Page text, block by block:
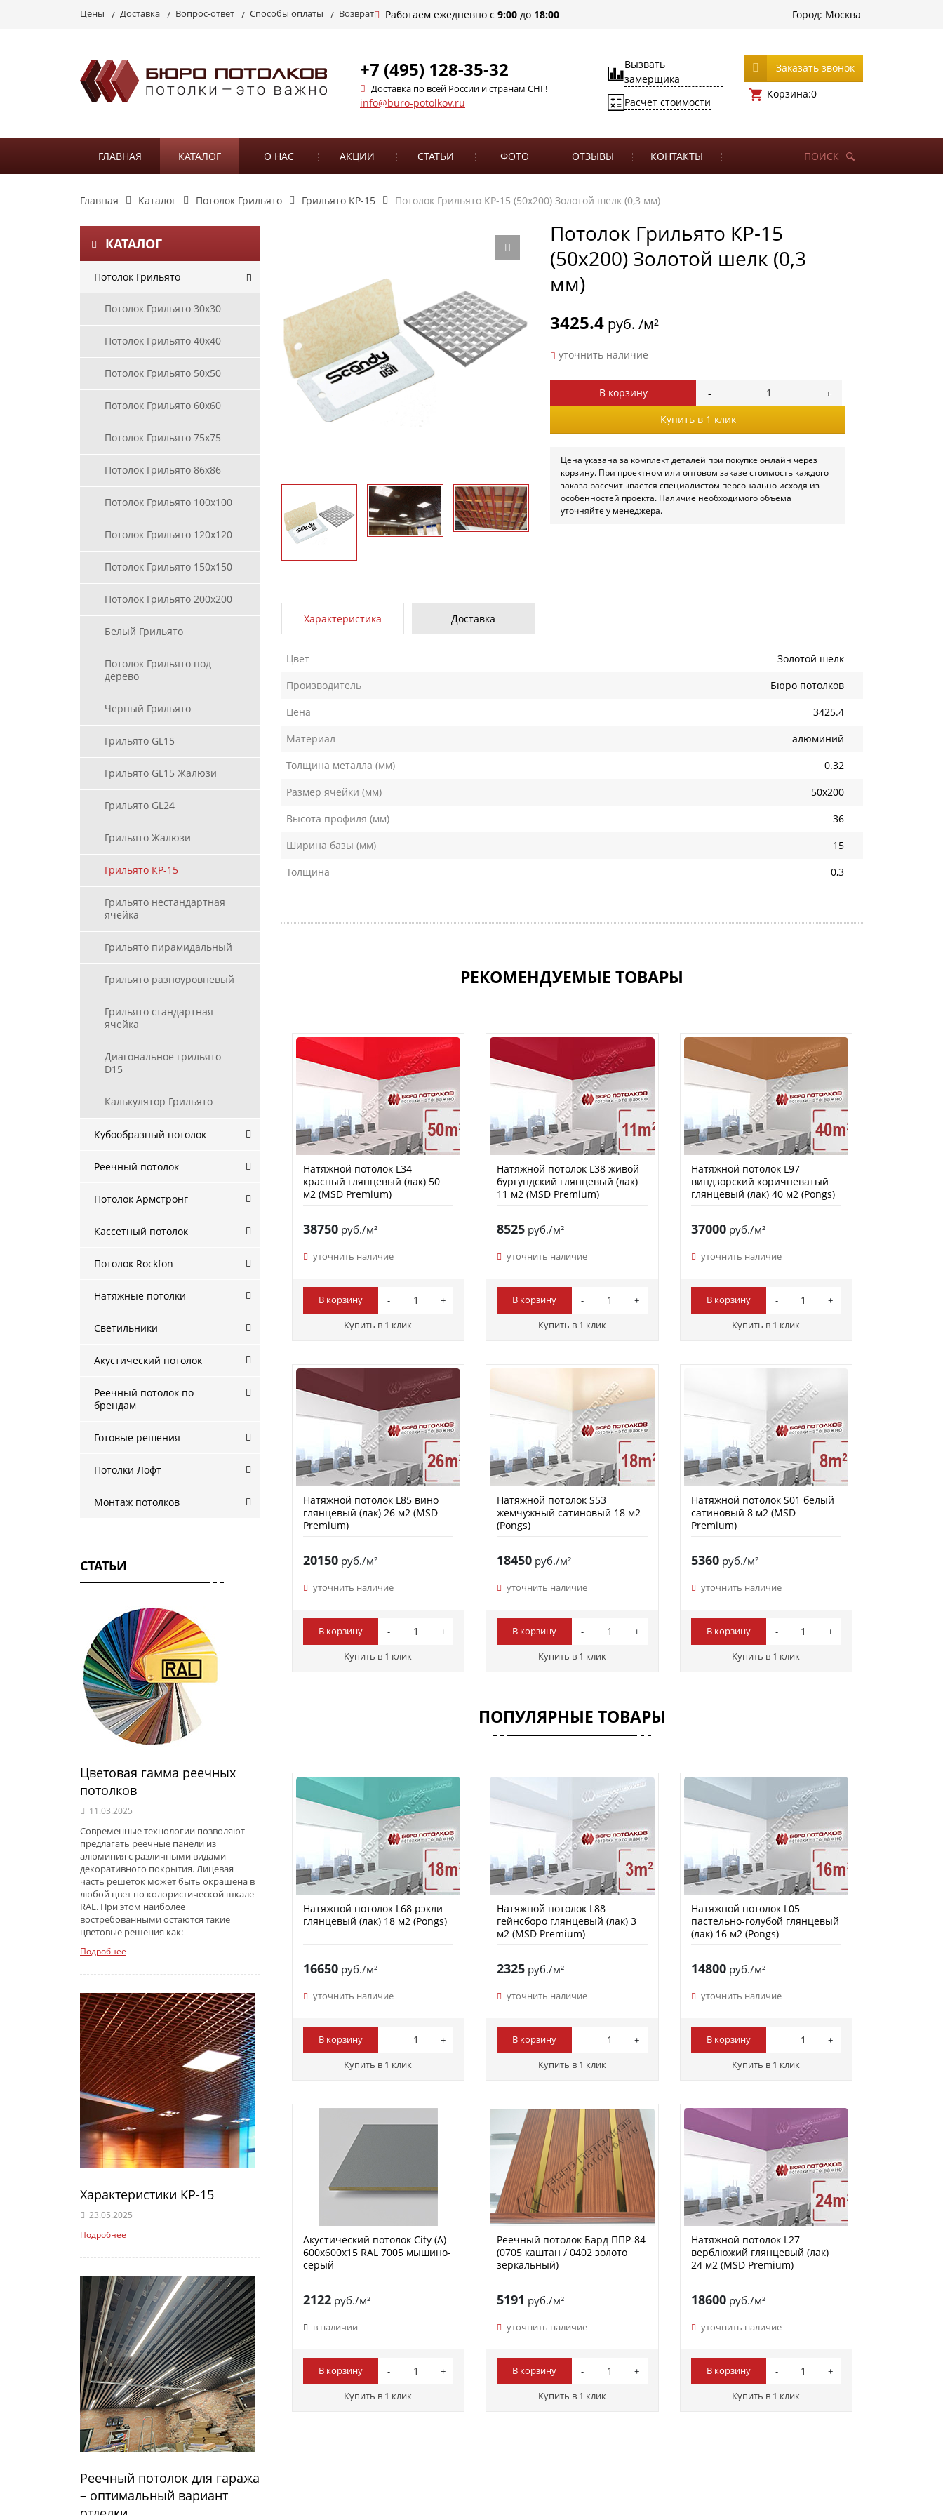
Работаем ежедневно с 9:00 до 18:00 Город: Москва
Цены Доставка Вопрос-ответ Способы оплаты Возврат
+7 (495) 128-35-32
Доставка по всей России и странам СНГ!
info@buro-potolkov.ru
Вызвать
замерщика
Расчет стоимости
Заказать звонок
Корзина:0
ГЛАВНАЯ КАТАЛОГ О НАС АКЦИИ СТАТЬИ ФОТО ОТЗЫВЫ КОНТАКТЫ ПОИСК
Главная Каталог Потолок Грильято Грильято КР-15 Потолок Грильято КР-15 (50х200) Золотой шелк (0,3 мм)
КАТАЛОГ
Потолок Грильято
Потолок Грильято 30х30
Потолок Грильято 40х40
Потолок Грильято 50х50
Потолок Грильято 60х60
Потолок Грильято 75х75
Потолок Грильято 86х86
Потолок Грильято 100х100
Потолок Грильято 120х120
Потолок Грильято 150х150
Потолок Грильято 200х200
Белый Грильято
Потолок Грильято под
дерево
Черный Грильято
Грильято GL15
Грильято GL15 Жалюзи
Грильято GL24
Грильято Жалюзи
Грильято КР-15
Грильято нестандартная
ячейка
Грильято пирамидальный
Грильято разноуровневый
Грильято стандартная
ячейка
Диагональное грильято
D15
Калькулятор Грильято
Кубообразный потолок
Реечный потолок
Потолок Армстронг
Кассетный потолок
Потолок Rockfon
Натяжные потолки
Светильники
Акустический потолок
Реечный потолок по
брендам
Готовые решения
Потолки Лофт
Монтаж потолков
СТАТЬИ
Цветовая гамма реечных
потолков
11.03.2025
Современные технологии позволяют
предлагать реечные панели из
алюминия с различными видами
декоративного покрытия. Лицевая
часть решеток может быть окрашена в
любой цвет по колористической шкале
RAL. При этом наиболее
востребованными остаются такие
цветовые решения как:
Подробнее
Характеристики КР-15
23.05.2025
Подробнее
Реечный потолок для гаража
– оптимальный вариант
Потолок Грильято КР-15
(50х200) Золотой шелк (0,3
мм)
3425.4 руб. /м²
уточнить наличие
В корзину
Купить в 1 клик
Цена указана за комплект деталей при покупке онлайн через
корзину. При проектном или оптовом заказе стоимость каждого
заказа рассчитывается специалистом персонально исходя из
особенностей проекта. Наличие необходимого объема
уточняйте у менеджера.
Характеристика Доставка
Цвет
Золотой шелк
Производитель
Бюро потолков
Цена
3425.4
Материал
алюминий
Толщина металла (мм)
0.32
Размер ячейки (мм)
50х200
Высота профиля (мм)
36
Ширина базы (мм)
15
Толщина
0,3
РЕКОМЕНДУЕМЫЕ ТОВАРЫ
Натяжной потолок L34
красный глянцевый (лак) 50
м2 (MSD Premium)
38750руб./м²
уточнить наличие
В корзину
Купить в 1 клик
Натяжной потолок L38 живой
бургундский глянцевый (лак)
11 м2 (MSD Premium)
8525 руб./м²
уточнить наличие
В корзину
Купить в 1 клик
Натяжной потолок L97
виндзорский коричневатый
глянцевый (лак) 40 м2 (Pongs)
37000руб./м²
уточнить наличие
В корзину
Купить в 1 клик
Натяжной потолок L85 вино
глянцевый (лак) 26 м2 (MSD
Premium)
20150руб./м²
уточнить наличие
В корзину
Купить в 1 клик
Натяжной потолок S53
жемчужный сатиновый 18 м2
(Pongs)
18450 руб./м²
уточнить наличие
В корзину
Купить в 1 клик
Натяжной потолок S01 белый
сатиновый 8 м2 (MSD
Premium)
5360руб./м²
уточнить наличие
В корзину
Купить в 1 клик
ПОПУЛЯРНЫЕ ТОВАРЫ
Натяжной потолок L68 рэкли
глянцевый (лак) 18 м2 (Pongs)
16650руб./м²
уточнить наличие
В корзину
Купить в 1 клик
Натяжной потолок L88
гейнсборо глянцевый (лак) 3
м2 (MSD Premium)
2325 руб./м²
уточнить наличие
В корзину
Купить в 1 клик
Натяжной потолок L05
пастельно-голубой глянцевый
(лак) 16 м2 (Pongs)
14800руб./м²
уточнить наличие
В корзину
Купить в 1 клик
Акустический потолок City (A)
600х600х15 RAL 7005 мышино-
серый
2122руб./м²
в наличии
В корзину
Купить в 1 клик
Реечный потолок Бард ППР-84
(0705 каштан / 0402 золото
зеркальный)
5191 руб./м²
уточнить наличие
В корзину
Купить в 1 клик
Натяжной потолок L27
верблюжий глянцевый (лак)
24 м2 (MSD Premium)
18600руб./м²
уточнить наличие
В корзину
Купить в 1 клик